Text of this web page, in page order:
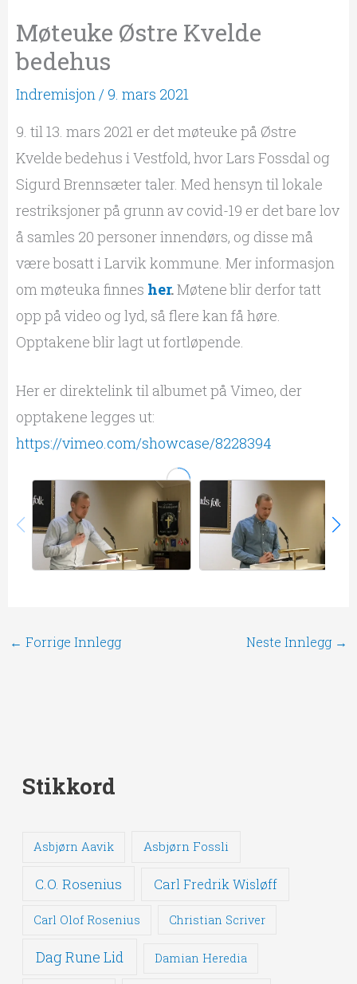
Møteuke Østre Kvelde
bedehus
Indremisjon /9. mars 2021
9. til 13. mars 2021 er det møteuke på Østre
Kvelde bedehus i Vestfold, hvor Lars Fossdal og
Sigurd Brennsæter taler. Med hensyn til lokale
restriksjoner på grunn av covid-19 er det bare lov
å samles 20 personer innendørs, og disse må
være bosatt i Larvik kommune. Mer informasjon
om møteuka finnes her.Møtene blir derfor tatt
opp på video og lyd, så flere kan få høre.
Opptakene blir lagt ut fortløpende.
Her er direktelink til albumet på Vimeo, der
opptakene legges ut:
https://vimeo.com/showcase/8228394
← Forrige Innlegg Neste Innlegg →
Stikkord
Asbjørn Aavik Asbjørn Fossli
C.O. Rosenius Carl Fredrik Wisløff
Carl Olof Rosenius Christian Scriver
Dag Rune Lid Damian Heredia